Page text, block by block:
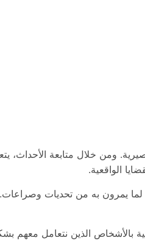
ومن خلال متابعة الأحداث،
الواقعية.
يمرون به من تحديات وصراعات.
بالأشخاص الذين نتعامل معهم